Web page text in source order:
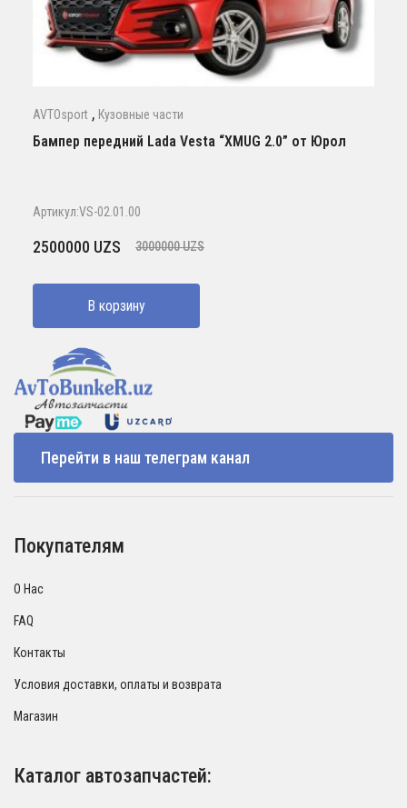
AVTOsport , Кузовные части
Бампер передний Lada Vesta “XMUG 2.0” от Юрол
Артикул:VS-02.01.00
3000000UZS
Первоначальная
составляла
3000000 UZS.
2500000 UZS
Текущая
2500000 UZS.
В корзину
Перейти в наш телеграм канал
Покупателям
О Нас
FAQ
Контакты
Условия доставки, оплаты и возврата
Магазин
Каталог автозапчастей: